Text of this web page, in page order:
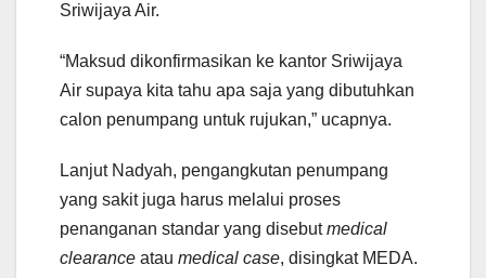
Sriwijaya Air.
“Maksud dikonfirmasikan ke kantor Sriwijaya
Air supaya kita tahu apa saja yang dibutuhkan
calon penumpang untuk rujukan,” ucapnya.
Lanjut Nadyah, pengangkutan penumpang
yang sakit juga harus melalui proses
penanganan standar yang disebutmedical
clearance atau medical case, disingkat MEDA.